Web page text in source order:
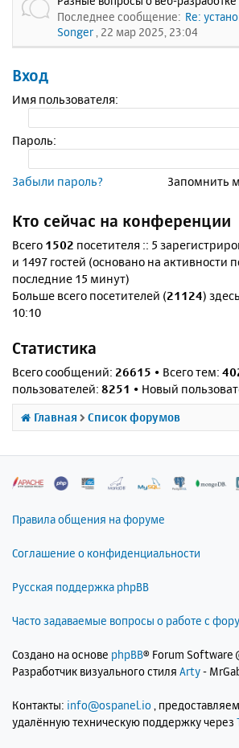
Последнее сообщение: Re:
Songer , 22 мар 2025, 23:04
Вход
Имя пользователя:
Пароль:
Забыли пароль? Запомнить
Кто сейчас на конференции
Всего 1502 посетителя :: 5
и 1497 гостей (основано на активности
последние 15 минут)
Больше всего посетителей (21124)
10:10
Статистика
Всего сообщений: 26615 • Всего тем:
пользователей: 8251 • Новый
Главная Список форумов
Правила общения на форуме
Соглашение о конфиденциальности
Русская поддержка phpBB
Часто задаваемые вопросы о работе с
Создано на основе phpBB® Forum Software
Разработчик визуального стиля Arty-
Контакты: info@ospanel.io ,
удалённую техническую поддержку через